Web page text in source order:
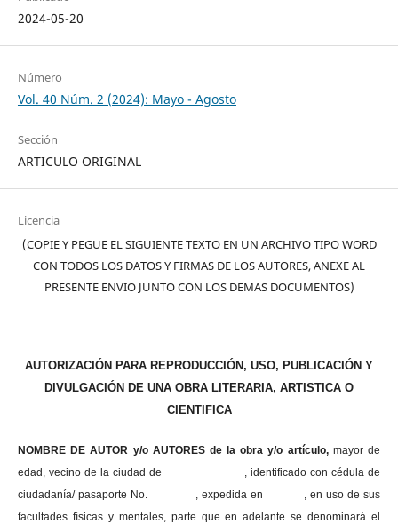
2024-05-20
Número
Vol. 40 Núm. 2 (2024): Mayo - Agosto
Sección
ARTICULO ORIGINAL
Licencia
(COPIE Y PEGUE EL SIGUIENTE TEXTO EN UN ARCHIVO TIPO WORD
CON TODOS LOS DATOS Y FIRMAS DE LOS AUTORES, ANEXE AL
PRESENTE ENVIO JUNTO CON LOS DEMAS DOCUMENTOS)
AUTORIZACIÓN PARA REPRODUCCIÓN, USO, PUBLICACIÓN Y
DIVULGACIÓN DE UNA OBRA LITERARIA, ARTISTICA O
CIENTIFICA
NOMBRE DE AUTOR y/o AUTORES de la obra y/o artículo, mayor de
edad, vecino de la ciudad de , identificado con cédula de
ciudadanía/ pasaporte No. , expedida en , en uso de sus
facultades físicas y mentales, parte que en adelante se denominará el